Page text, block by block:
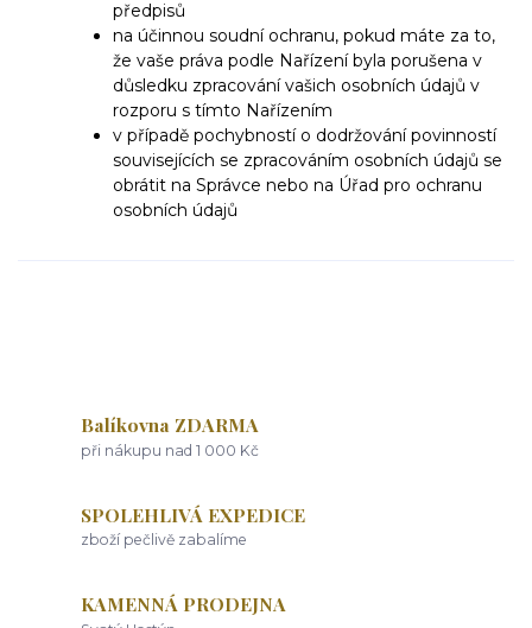
předpisů
na účinnou soudní ochranu, pokud máte za to,
že vaše práva podle Nařízení byla porušena v
důsledku zpracování vašich osobních údajů v
rozporu s tímto Nařízením
v případě pochybností o dodržování povinností
souvisejících se zpracováním osobních údajů se
obrátit na Správce nebo na Úřad pro ochranu
osobních údajů
Balíkovna ZDARMA
při nákupu nad 1 000 Kč
SPOLEHLIVÁ EXPEDICE
zboží pečlivě zabalíme
KAMENNÁ PRODEJNA